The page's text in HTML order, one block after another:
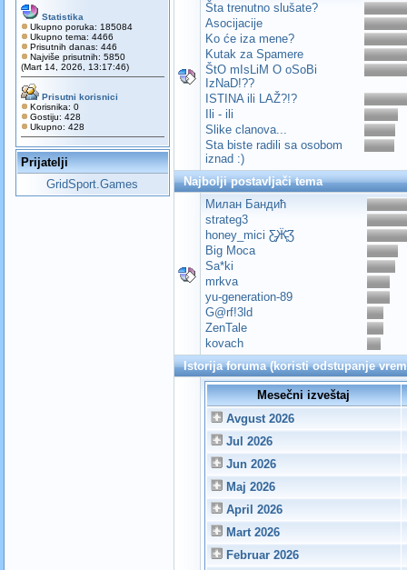
Statistika
Ukupno poruka: 185084
Ukupno tema: 4466
Prisutnih danas: 446
Najviše prisutnih: 5850
(Mart 14, 2026, 13:17:46)
Prisutni korisnici
Korisnika: 0
Gostiju: 428
Ukupno: 428
Prijatelji
GridSport.Games
Šta trenutno slušate?
Asocijacije
Ko će iza mene?
Kutak za Spamere
ŠtO mIsLiM O oSoBi
IzNaD!??
ISTINA ili LAŽ?!?
Ili - ili
Slike clanova...
Sta biste radili sa osobom
iznad :)
Najbolji postavljači tema
Милан Бандић
strateg3
honey_mici Ƹ̵̡Ӝ̵̨̄Ʒ
Big Moca
Sa*ki
mrkva
yu-generation-89
G@rf!3ld
ZenTale
kovach
Istorija foruma (koristi odstupanje
Mesečni izveštaj
Avgust 2026
Jul 2026
Jun 2026
Maj 2026
April 2026
Mart 2026
Februar 2026